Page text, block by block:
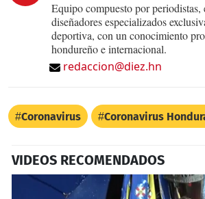
Equipo compuesto por periodistas,
diseñadores especializados
deportiva, con un conocimiento
hondureño e internacional.
redaccion@diez.hn
Coronavirus Coronavirus
VIDEOS RECOMENDADOS